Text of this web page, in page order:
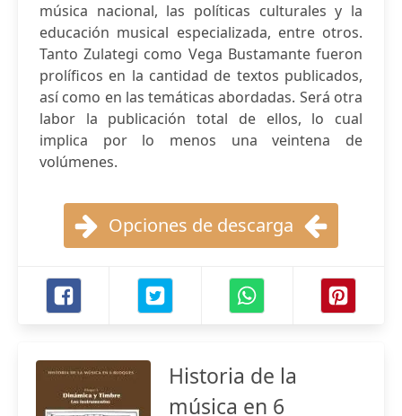
música nacional, las políticas culturales y la
educación musical especializada, entre otros.
Tanto Zulategi como Vega Bustamante fueron
prolíficos en la cantidad de textos publicados,
así como en las temáticas abordadas. Será otra
labor la publicación total de ellos, lo cual
implica por lo menos una veintena de
volúmenes.
Opciones de descarga
Historia de la
música en 6